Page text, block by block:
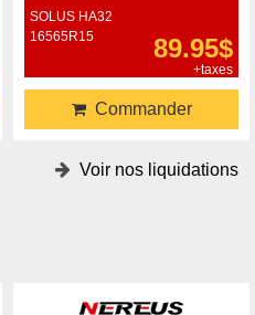
SOLUS HA32
16565R15
89.95$
+taxes
Commander
Voir nos liquidations